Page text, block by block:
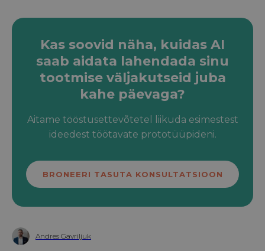
Kas soovid näha, kuidas AI
saab aidata lahendada sinu
tootmise väljakutseid juba
kahe päevaga?
Aitame tööstusettevõtetel liikuda esimestest
ideedest töötavate prototüüpideni.
BRONEERI TASUTA KONSULTATSIOON
Andres Gavriljuk